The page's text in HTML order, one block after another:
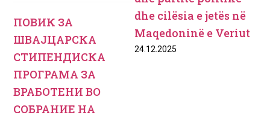
ПОВИК ЗА
ШВАЈЦАРСКА
СТИПЕНДИСКА
ПРОГРАМА ЗА
ВРАБОТЕНИ ВО
СОБРАНИЕ НА
dhe cilësia e jetës në
Maqedoninë e Veriut
24.12.2025